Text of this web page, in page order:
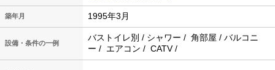
築年月 1995年3月
設備・条件の一例
バストイレ別 / シャワー / 角部屋 / バルコニ
ー / エアコン / CATV /